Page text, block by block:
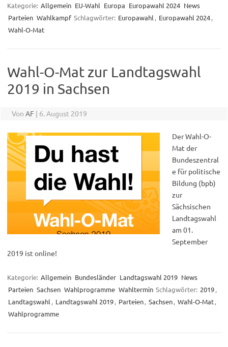
Kategorie: Allgemein EU-Wahl Europa Europawahl 2024 News
Parteien Wahlkampf Schlagwörter: Europawahl , Europawahl 2024,
Wahl-O-Mat
Wahl-O-Mat zur Landtagswahl
2019 in Sachsen
Von AF | 6. August 2019
Der Wahl-O-
Mat der
Bundeszentral
e für politische
Bildung (bpb)
zur
Sächsischen
Landtagswahl
am 01.
September
2019 ist online!
Kategorie: Allgemein Bundesländer Landtagswahl 2019 News
Parteien Sachsen Wahlprogramme Wahltermin Schlagwörter: 2019,
Landtagswahl , Landtagswahl 2019, Parteien, Sachsen, Wahl-O-Mat,
Wahlprogramme